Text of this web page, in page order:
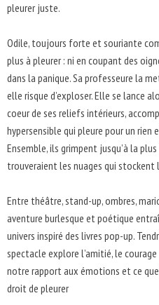
pleurer juste.
Odile, toujours forte et souriante
plus à pleurer : ni en coupant des
dans la panique. Sa professeure la
elle risque d’exploser. Elle se lance
coeur de ses reliefs intérieurs,
hypersensible qui pleure pour un rien
Ensemble, ils grimpent jusqu’à la
trouveraient les nuages qui stockent
Entre théâtre, stand-up, ombres,
aventure burlesque et poétique
univers inspiré des livres pop-up.
spectacle explore l’amitié, le
notre rapport aux émotions et ce
droit de pleurer